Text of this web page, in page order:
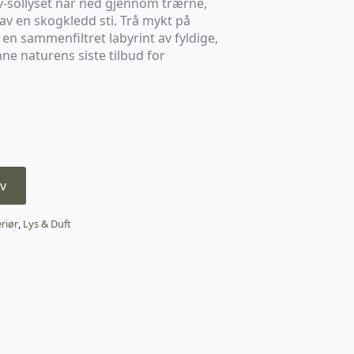
en skogkledd sti. Trå mykt på
sammenfiltret labyrint av fyldige,
naturens siste tilbud for
, Lys & Duft